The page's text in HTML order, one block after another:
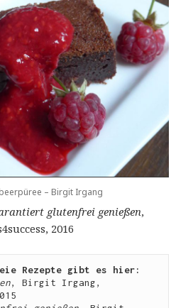
– Birgit Irgang
glutenfrei genießen,
2016
Rezepte gibt es hier:
, Birgit Irgang,